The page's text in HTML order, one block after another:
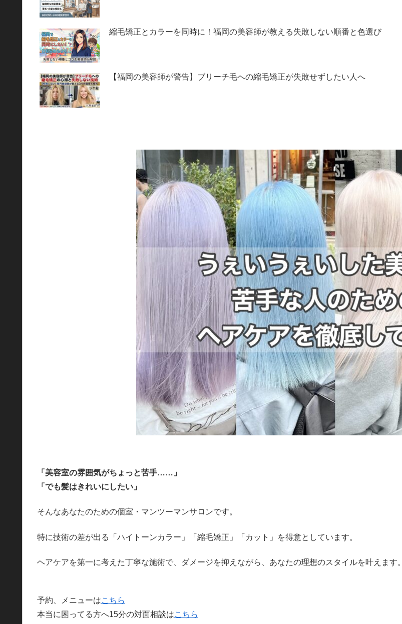
縮毛矯正とカラーを同時に！福岡の美容師が教える失敗しない順番と色選び
【福岡の美容師が警告】ブリーチ毛への縮毛矯正が失敗せずしたい人へ
「美容室の雰囲気がちょっと苦手……」
「でも髪はきれいにしたい」
そんなあなたのための個室・マンツーマンサロンです。
特に技術の差が出る「ハイトーンカラー」「縮毛矯正」「カット」を得意としています。
ヘアケアを第一に考えた丁寧な施術で、ダメージを抑えながら、あなたの理想のスタイルを叶えます。
予約、メニューはこちら
本当に困ってる方へ15分の対面相談はこちら